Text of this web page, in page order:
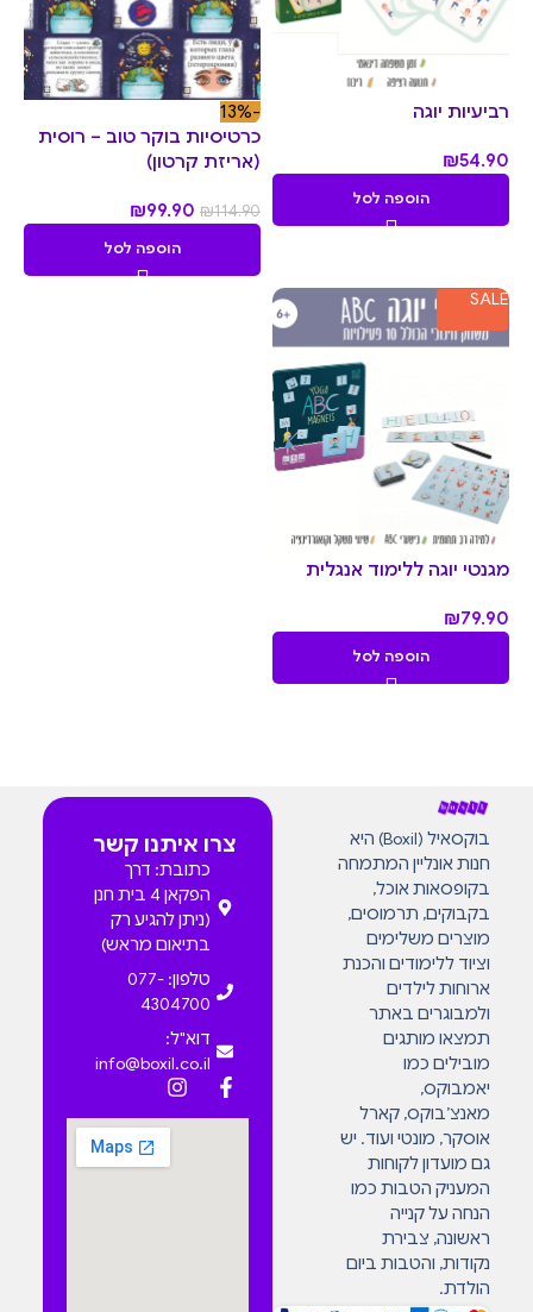
רביעיות יוגה
₪54.90
הוספה לסל
-13%
כרטיסיות בוקר טוב – רוסית
(אריזת קרטון)
₪114.90
₪99.90
הוספה לסל
SALE
מגנטי יוגה ללימוד אנגלית
₪79.90
הוספה לסל
בוקסאיל (Boxil) היא
חנות אונליין המתמחה
בקופסאות אוכל,
בקבוקים, תרמוסים,
מוצרים משלימים
וציוד ללימודים והכנת
ארוחות לילדים
ולמבוגרים באתר
תמצאו מותגים
מובילים כמו
יאמבוקס,
מאנצ’בוקס, קארל
אוסקר, מונטי ועוד. יש
גם מועדון לקוחות
המעניק הטבות כמו
הנחה על קנייה
ראשונה, צבירת
נקודות, והטבות ביום
הולדת.
צרו איתנו קשר
כתובת: דרך
הפקאן 4 בית חנן
(ניתן להגיע רק
בתיאום מראש)
טלפון: 077-
4304700
דוא"ל:
info@boxil.co.il